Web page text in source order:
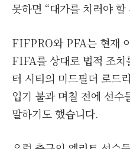
못하면 “대가를 치러야
FIFPRO와 PFA는 현재
FIFA를 상대로 법적 조치
터 시티의 미드필더 로드
입기 불과 며칠 전에 선수
말하기도 했습니다.